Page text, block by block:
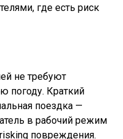
где есть риск
не требуют
погоду. Краткий
поездка —
в рабочий режим
повреждения.